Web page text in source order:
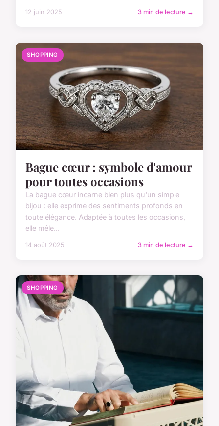
12 juin 2025 3 min de lecture →
SHOPPING
Bague cœur : symbole d'amour
pour toutes occasions
La bague cœur incarne bien plus qu'un simple
bijou : elle exprime des sentiments profonds en
toute élégance. Adaptée à toutes les occasions,
elle mêle...
14 août 2025 3 min de lecture →
SHOPPING